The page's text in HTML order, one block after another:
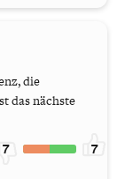
die
das nächste
7 7